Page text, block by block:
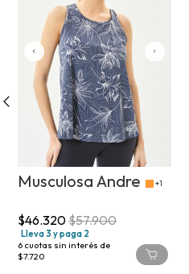
Musculosa Andre +1
$46.320$57.900
Lleva 3 y paga 2
6 cuotas sin interés de
$7.720